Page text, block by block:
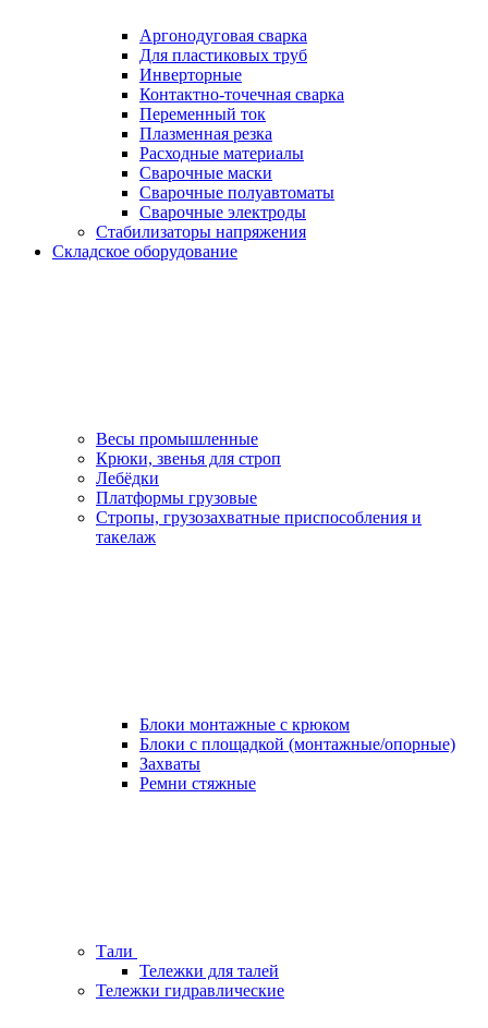
Аргонодуговая сварка
Для пластиковых труб
Инверторные
Контактно-точечная сварка
Переменный ток
Плазменная резка
Расходные материалы
Сварочные маски
Сварочные полуавтоматы
Сварочные электроды
Стабилизаторы напряжения
Складское оборудование
Весы промышленные
Крюки, звенья для строп
Лебёдки
Платформы грузовые
Стропы, грузозахватные приспособления и
такелаж
Блоки монтажные с крюком
Блоки с площадкой (монтажные/опорные)
Захваты
Ремни стяжные
Тали
Тележки для талей
Тележки гидравлические